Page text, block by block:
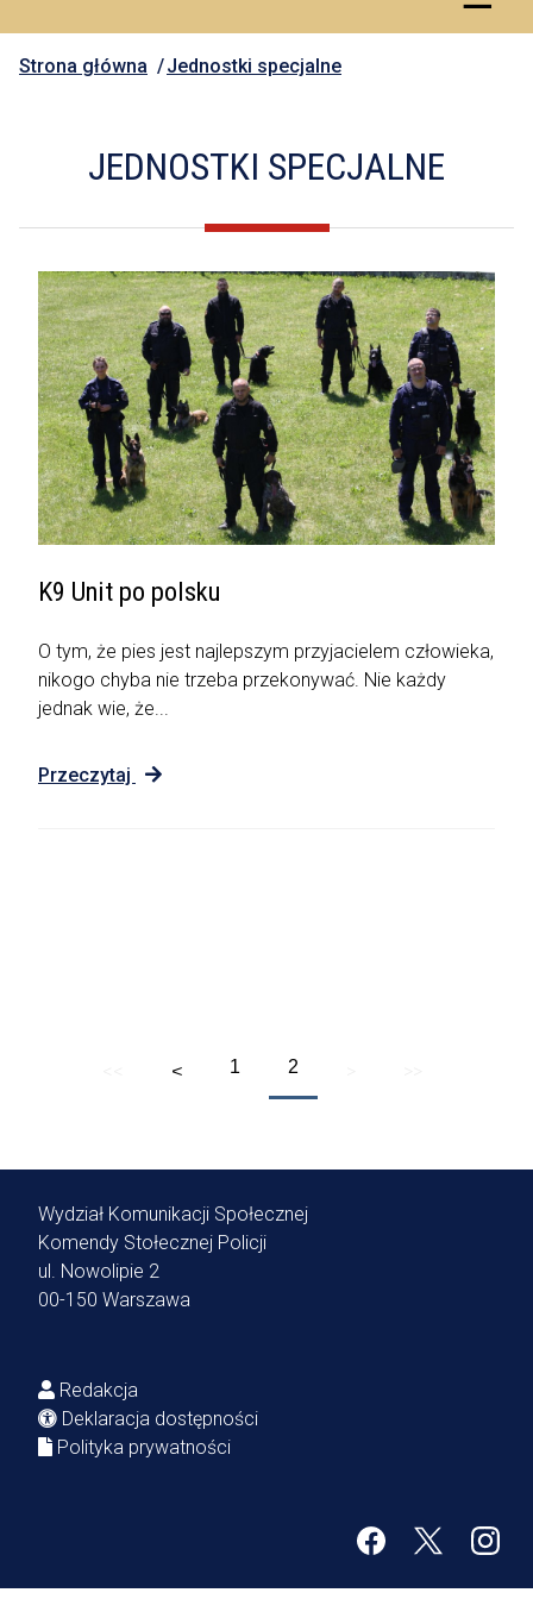
Strona główna Jednostki specjalne
JEDNOSTKI SPECJALNE
K9 Unit po polsku
O tym, że pies jest najlepszym przyjacielem człowieka,
nikogo chyba nie trzeba przekonywać. Nie każdy
jednak wie, że...
Przeczytaj
< 1 2
Wydział Komunikacji Społecznej
Komendy Stołecznej Policji
ul. Nowolipie 2
00-150 Warszawa
Redakcja
Deklaracja dostępności
Polityka prywatności
Facebook
Twitter